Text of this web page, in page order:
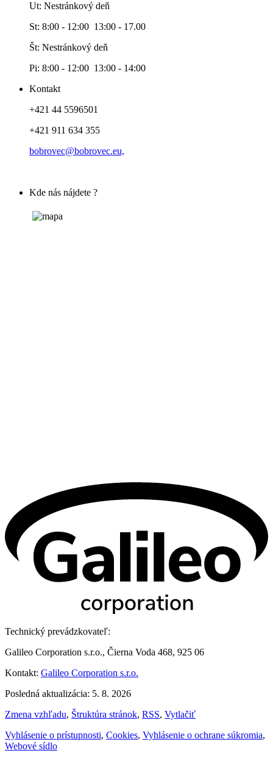
Ut: Nestránkový deň
St: 8:00 - 12:00 13:00 - 17.00
Št: Nestránkový deň
Pi: 8:00 - 12:00 13:00 - 14:00
Kontakt
+421 44 5596501
+421 911 634 355
bobrovec@bobrovec.eu,
Kde nás nájdete ?
Technický prevádzkovateľ:
Galileo Corporation s.r.o., Čierna Voda 468, 925 06
Kontakt: Galileo Corporation s.r.o.
Posledná aktualizácia: 5. 8. 2026
Zmena vzhľadu, Štruktúra stránok, RSS, Vytlačiť
Vyhlásenie o prístupnosti, Cookies, Vyhlásenie o ochrane súkromia,
Webové sídlo